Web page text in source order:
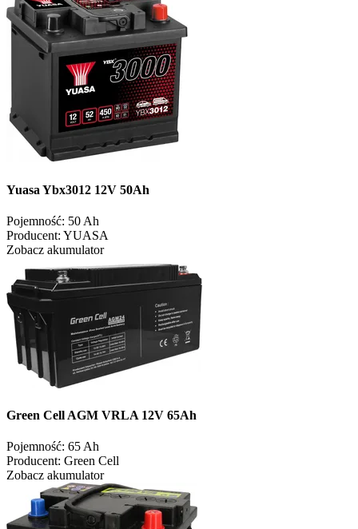
Yuasa Ybx3012 12V 50Ah
Pojemność: 50 Ah
Producent: YUASA
Zobacz akumulator
Green Cell AGM VRLA 12V 65Ah
Pojemność: 65 Ah
Producent: Green Cell
Zobacz akumulator